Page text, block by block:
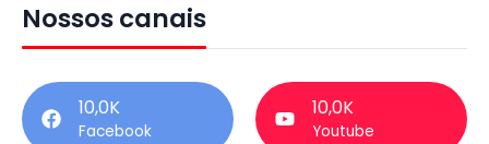
Nossos canais
10,0K
Facebook
10,0K
Youtube